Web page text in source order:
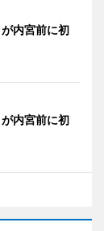
内宮前に初
内宮前に初